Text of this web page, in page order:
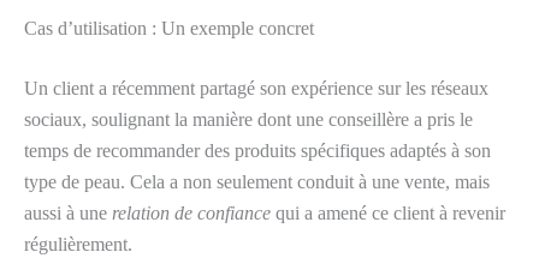
Cas d’utilisation : Un exemple concret
Un client a récemment partagé son expérience sur les réseaux
sociaux, soulignant la manière dont une conseillère a pris le
temps de recommander des produits spécifiques adaptés à son
type de peau. Cela a non seulement conduit à une vente, mais
aussi à une relation de confiance qui a amené ce client à revenir
régulièrement.